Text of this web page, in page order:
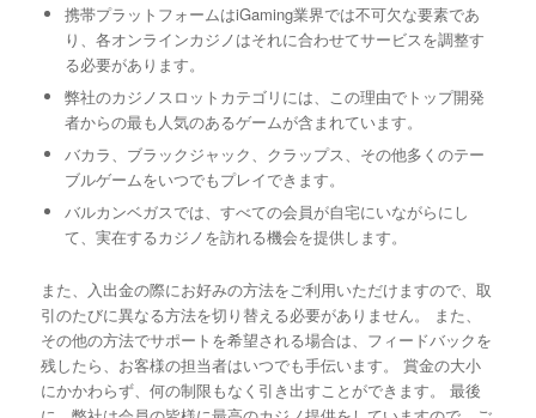
携帯プラットフォームはiGaming業界では不可欠な要素であ
り、各オンラインカジノはそれに合わせてサービスを調整す
る必要があります。
弊社のカジノスロットカテゴリには、この理由でトップ開発
者からの最も人気のあるゲームが含まれています。
バカラ、ブラックジャック、クラップス、その他多くのテー
ブルゲームをいつでもプレイできます。
バルカンベガスでは、すべての会員が自宅にいながらにし
て、実在するカジノを訪れる機会を提供します。
また、入出金の際にお好みの方法をご利用いただけますので、取
引のたびに異なる方法を切り替える必要がありません。 また、
その他の方法でサポートを希望される場合は、フィードバックを
残したら、お客様の担当者はいつでも手伝います。 賞金の大小
にかかわらず、何の制限もなく引き出すことができます。 最後